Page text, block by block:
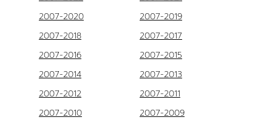
2007-2020
2007-2019
2007-2018
2007-2017
2007-2016
2007-2015
2007-2014
2007-2013
2007-2012
2007-2011
2007-2010
2007-2009